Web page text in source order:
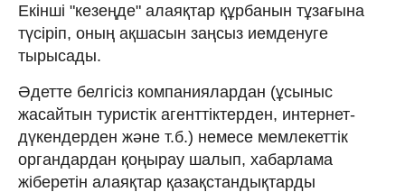
Екінші "кезеңде" алаяқтар құрбанын тұзағына
түсіріп, оның ақшасын заңсыз иемденуге
тырысады.
Әдетте белгісіз компаниялардан (ұсыныс
жасайтын туристік агенттіктерден, интернет-
дүкендерден және т.б.) немесе мемлекеттік
органдардан қоңырау шалып, хабарлама
жіберетін алаяқтар қазақстандықтарды